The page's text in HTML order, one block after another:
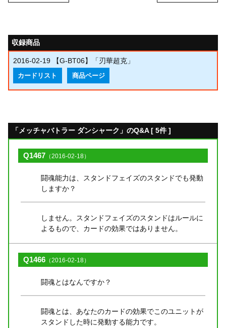
収録商品
2016-02-19 【G-BT06】「刃華超克」
カードリスト 商品ページ
「メッチャバトラー ダンシャーク」のQ&A [ 5件 ]
Q1467 （2016-02-18）
闘魂能力は、スタンドフェイズのスタンドでも発動
しますか？
しません。スタンドフェイズのスタンドはルールに
よるもので、カードの効果ではありません。
Q1466 （2016-02-18）
闘魂とはなんですか？
闘魂とは、あなたのカードの効果でこのユニットが
スタンドした時に発動する能力です。